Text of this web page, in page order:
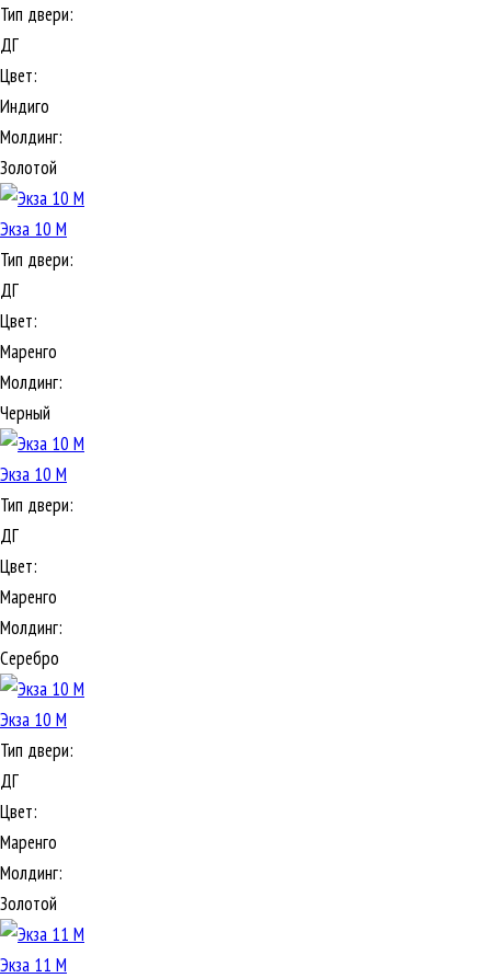
Тип двери:
ДГ
Цвет:
Индиго
Молдинг:
Золотой
Экза 10 М
Тип двери:
ДГ
Цвет:
Маренго
Молдинг:
Черный
Экза 10 М
Тип двери:
ДГ
Цвет:
Маренго
Молдинг:
Серебро
Экза 10 М
Тип двери:
ДГ
Цвет:
Маренго
Молдинг:
Золотой
Экза 11 М